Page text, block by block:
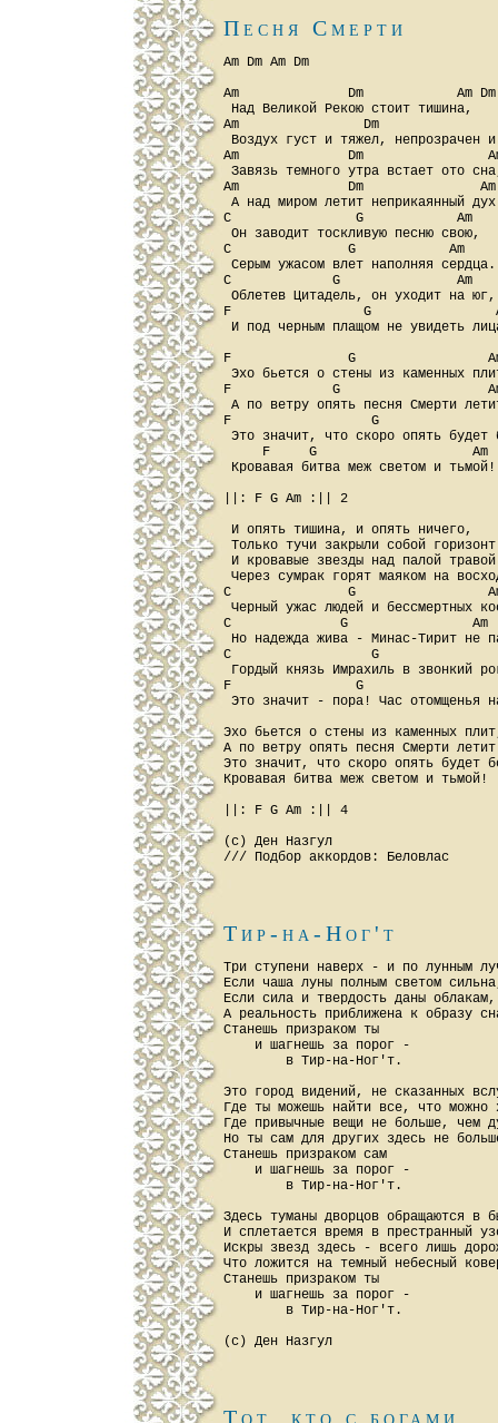
Песня Смерти
Am Dm Am Dm
Am              Dm            Am Dm
Hад Великой Рекою стоит тишина,
Am                Dm
Воздух густ и тяжел, непрозрачен
Am              Dm                Am
Завязь темного утра встает ото
Am              Dm               Am
А над миром летит неприкаянный
C                G            Am
Он заводит тоскливую песню свою,
C               G            Am
Серым ужасом влет наполняя сердца.
C             G               Am
Облетев Цитадель, он уходит на юг,
F                 G
И под черным плащом не увидеть
F               G
Эхо бьется о стены из каменных
F             G
А по ветру опять песня Смерти
F                  G
Это значит, что скоро опять будет
     F     G                    Am
Кровавая битва меж светом и тьмой!
||: F G Am :|| 2
И опять тишина, и опять ничего,
Только тучи закрыли собой
И кровавые звезды над палой травой
Через сумрак горят маяком на
C               G
Черный ужас людей и бессмертных
C              G                Am
Hо надежда жива - Минас-Тирит не
C                  G
Гордый князь Имрахиль в звонкий
F                G
Это значит - пора! Час отомщенья
Эхо бьется о стены из каменных
А по ветру опять песня Смерти
Это значит, что скоро опять будет
Кровавая битва меж светом и тьмой!
||: F G Am :|| 4
(с) Ден Назгул
Тир-на-Ног'т
Три ступени наверх - и по лунным
Если чаша луны полным светом
Если сила и твердость даны облакам,
А реальность приближена к образу
Станешь призраком ты
    и шагнешь за порог -
        в Тир-на-Ног'т.
Это город видений, не сказанных
Где ты можешь найти все, что можно
Где привычные вещи не больше, чем
Но ты сам для других здесь не
Станешь призраком сам
    и шагнешь за порог -
        в Тир-на-Ног'т.
Здесь туманы дворцов обращаются в
И сплетается время в престранный
Искры звезд здесь - всего лишь
Что ложится на темный небесный
Станешь призраком ты
    и шагнешь за порог -
        в Тир-на-Ног'т.
Тот, кто с богами